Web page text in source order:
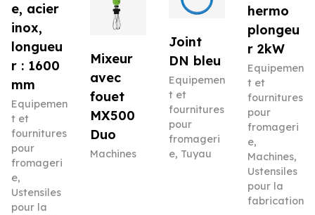
e, acier
inox,
longueu
r : 1600
mm
Equipemen
t et
fournitures
pour
fromageri
e,
Ustensiles
pour la
Mixeur
avec
fouet
MX500
Duo
Machines
Joint
DN bleu
Equipemen
t et
fournitures
pour
fromageri
e, Tuyau
hermo
plongeu
r 2kW
Equipemen
t et
fournitures
pour
fromageri
e,
Machines,
Ustensiles
pour la
fabrication